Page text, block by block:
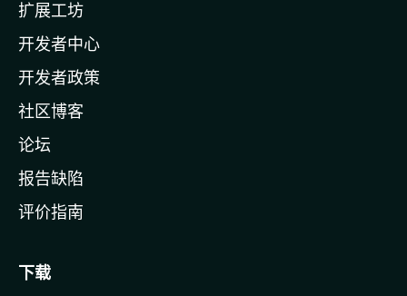
a
主
页
扩展工坊
开发者中心
开发者政策
社区博客
论坛
报告缺陷
评价指南
下载